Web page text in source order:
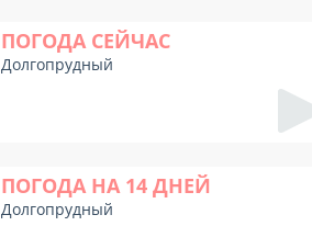
ПОГОДА СЕЙЧАС
Долгопрудный
ПОГОДА НА 14 ДНЕЙ
Долгопрудный